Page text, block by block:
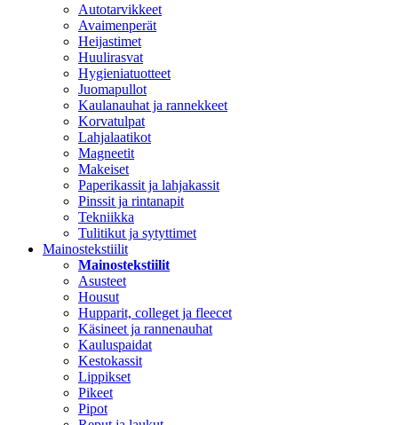
Autotarvikkeet
Avaimenperät
Heijastimet
Huulirasvat
Hygieniatuotteet
Juomapullot
Kaulanauhat ja rannekkeet
Korvatulpat
Lahjalaatikot
Magneetit
Makeiset
Paperikassit ja lahjakassit
Pinssit ja rintanapit
Tekniikka
Tulitikut ja sytyttimet
Mainostekstiilit
Mainostekstiilit
Asusteet
Housut
Hupparit, colleget ja fleecet
Käsineet ja rannenauhat
Kauluspaidat
Kestokassit
Lippikset
Pikeet
Pipot